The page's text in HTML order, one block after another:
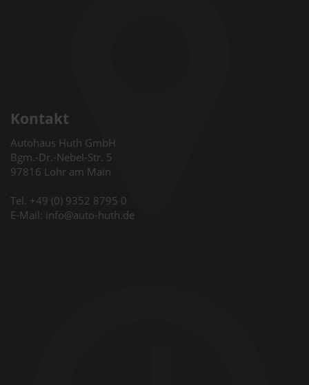
Kontakt
Autohaus Huth GmbH
Bgm.-Dr.-Nebel-Str. 5
97816 Lohr am Main
Tel. +49 (0) 9352 8795 0
E-Mail: info@auto-huth.de